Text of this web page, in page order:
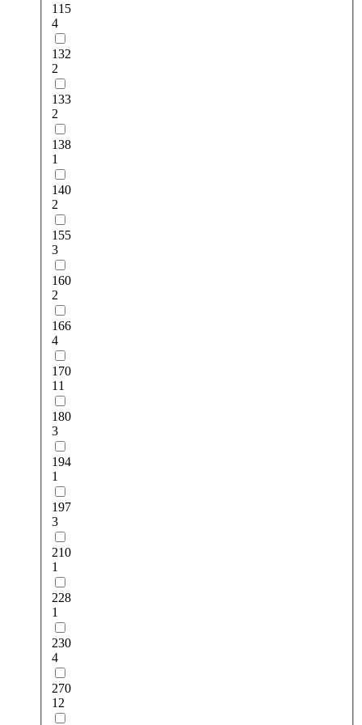
115
4
132
2
133
2
138
1
140
2
155
3
160
2
166
4
170
11
180
3
194
1
197
3
210
1
228
1
230
4
270
12